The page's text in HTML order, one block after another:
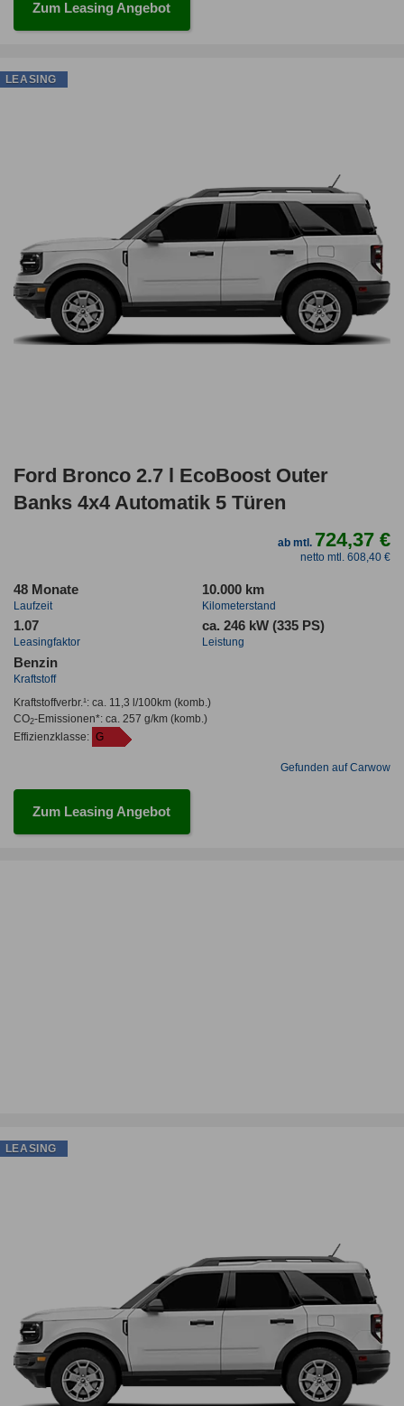
Zum Leasing Angebot
Ford Bronco 2.7 l EcoBoost Outer
Banks 4x4 Automatik 5 Türen
ab mtl. 724,37 €
netto mtl. 608,40 €
48 Monate
Laufzeit
10.000 km
Kilometerstand
1.07
Leasingfaktor
ca. 246 kW (335 PS)
Leistung
Benzin
Kraftstoff
Kraftstoffverbr.¹: ca. 11,3 l/100km(komb.)
CO2-Emissionen*: ca. 257 g/km(komb.)
Effizienzklasse: G
Gefunden auf Carwow
Zum Leasing Angebot
LEASING
LEASING